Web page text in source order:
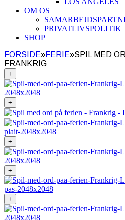
OM OS
PRIVATLIVSPOLITIK
SHOP
FORSIDE»FERIE»SPIL MED
FRANKRIG
+
+
+
+
+